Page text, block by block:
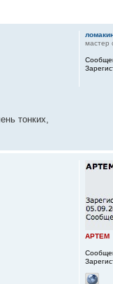
тонких,
мастер
APTEM